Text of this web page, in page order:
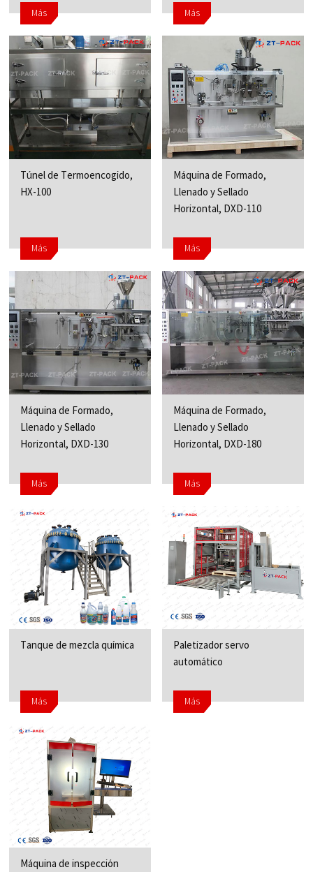
Más Más
Túnel de Termoencogido,
HX-100
Más
Máquina de Formado,
Llenado y Sellado
Horizontal, DXD-110
Más
Máquina de Formado,
Llenado y Sellado
Horizontal, DXD-130
Más
Máquina de Formado,
Llenado y Sellado
Horizontal, DXD-180
Más
Tanque de mezcla química
Más
Paletizador servo
automático
Más
Máquina de inspección